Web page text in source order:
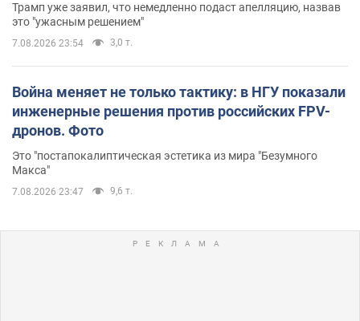
Трамп уже заявил, что немедленно подаст апелляцию, назвав
это "ужасным решением"
7.08.2026 23:54 3,0 т.
Война меняет не только тактику: в НГУ показали
инженерные решения против российских FPV-
дронов. Фото
Это "постапокалиптическая эстетика из мира "Безумного
Макса"
7.08.2026 23:47 9,6 т.